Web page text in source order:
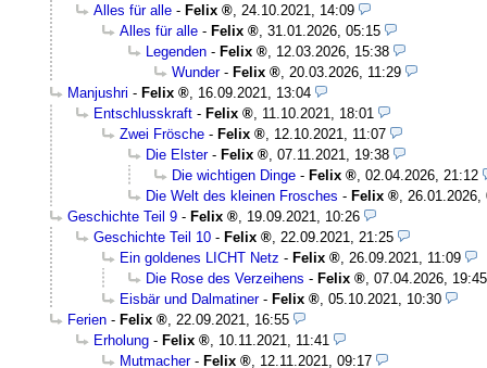
Alles für alle - Felix
24.10.2021, 14:09
Alles für alle - Felix
31.01.2026, 05:15
Legenden - Felix
12.03.2026, 15:38
Wunder- Felix
20.03.2026, 11:29
Manjushri - Felix
16.09.2021, 13:04
Entschlusskraft - Felix
11.10.2021, 18:01
Zwei Frösche - Felix
12.10.2021, 11:07
Die Elster- Felix
07.11.2021, 19:38
Die wichtigen Dinge - Felix
02.04.2026, 21:12
Die Welt des kleinen Frosches - Felix
26.01.2026,
Geschichte Teil 9 - Felix
19.09.2021, 10:26
Geschichte Teil 10 - Felix
22.09.2021, 21:25
Ein goldenes LICHT Netz - Felix
26.09.2021, 11:09
Die Rose des Verzeihens - Felix
07.04.2026, 19:45
Eisbär und Dalmatiner- Felix
05.10.2021, 10:30
Ferien - Felix
22.09.2021, 16:55
Erholung - Felix
10.11.2021, 11:41
Mutmacher- Felix 12.11.2021, 09:17